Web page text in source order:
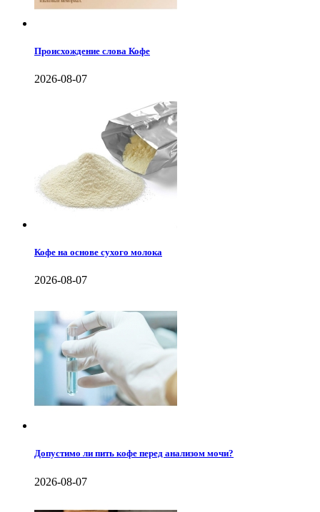
Происхождение слова Кофе
2026-08-07
Кофе на основе сухого молока
2026-08-07
Допустимо ли пить кофе перед анализом мочи?
2026-08-07